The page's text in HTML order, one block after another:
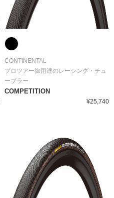
CONTINENTAL
プロツアー御用達のレーシング・チュ
ーブラー
COMPETITION
¥25,740